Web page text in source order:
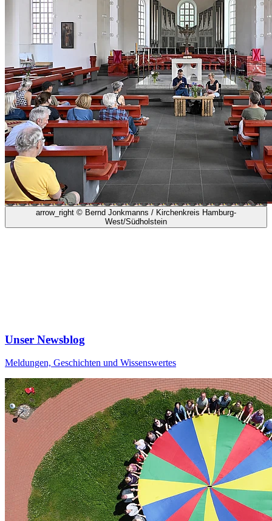
arrow_right © Bernd Jonkmanns / Kirchenkreis Hamburg-
West/Südholstein
Unser Newsblog
Meldungen, Geschichten und Wissenswertes